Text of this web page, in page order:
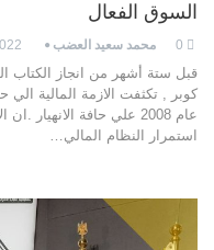
السوق الفعال
محمد سعيد العضب
قبل ستة أشهر من انجاز الكتاب
كوبر , تكثفت الازمة المالية
عام 2008 علي حافة
استمرار النظام المالي…